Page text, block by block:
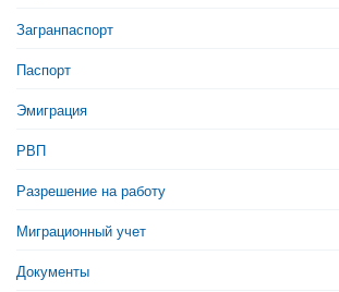
Загранпаспорт
Паспорт
Эмиграция
РВП
Разрешение на работу
Миграционный учет
Документы